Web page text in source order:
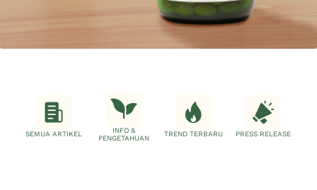
SEMUA ARTIKEL
INFO &
PENGETAHUAN
TREND TERBARU PRESS RELEASE